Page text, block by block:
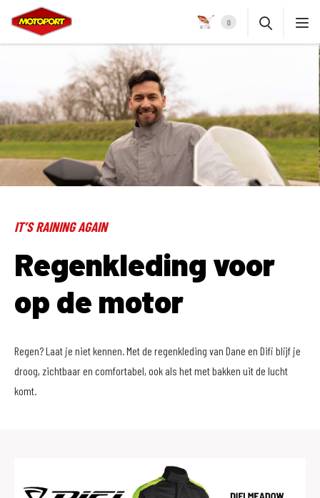
0
IT’S RAINING AGAIN
Regenkleding voor
op de motor
Regen? Laat je niet kennen. Met de regenkleding van Dane en Difi blijf je
droog, zichtbaar en comfortabel, ook als het met bakken uit de lucht
komt.